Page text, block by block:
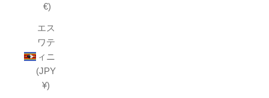
€)
エス
ワテ
ィニ
(JPY
¥)